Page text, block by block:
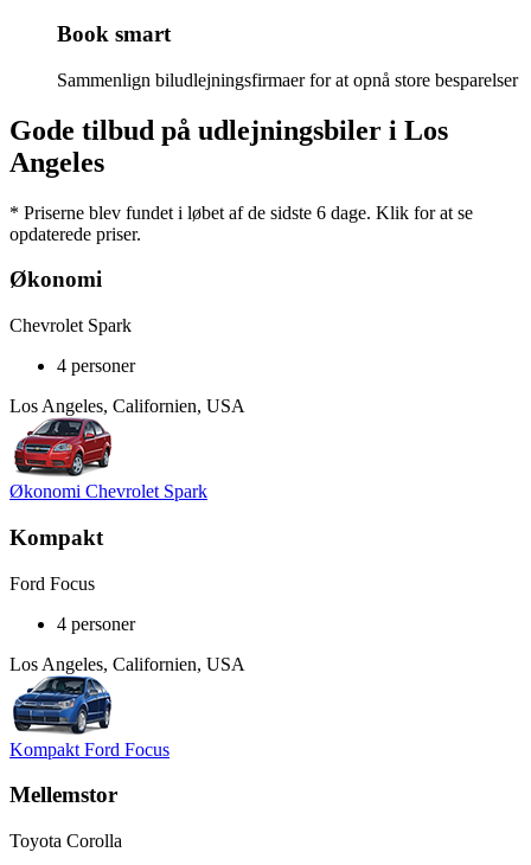
Book smart
Sammenlign biludlejningsfirmaer for at opnå store besparelser
Gode tilbud på udlejningsbiler i Los
Angeles
* Priserne blev fundet i løbet af de sidste 6 dage. Klik for at se
opdaterede priser.
Økonomi
Chevrolet Spark
4 personer
Los Angeles, Californien, USA
Økonomi Chevrolet Spark
Kompakt
Ford Focus
4 personer
Los Angeles, Californien, USA
Kompakt Ford Focus
Mellemstor
Toyota Corolla